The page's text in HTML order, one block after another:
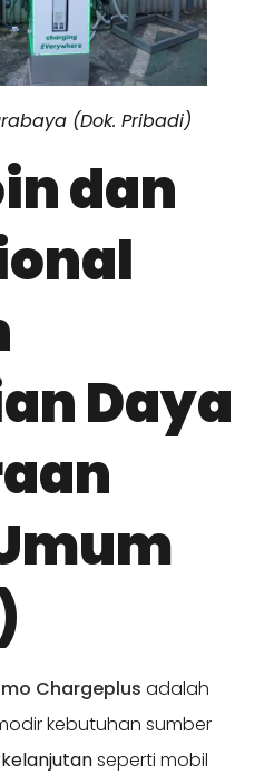
(Dok. Pribadi)
dan
Daya
Chargeplus adalah
kebutuhan sumber
seperti mobil